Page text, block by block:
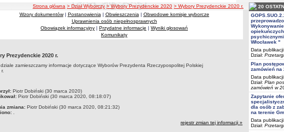
ścieżka nawigacji
Strona główna > Dział Wyborczy > Wybory Prezydenckie 2020 > Wybory Prezydenckie 2020 r.
Wzory dokumentów| Postanowienia | Obwieszczenia | Obwodowe komisje wyborcze
Uprawnienia osób niepełnosprawnych
Obowiązek informacyjny | Przydatne informacje | Wyniki głosowań
Komunikaty
Prezydenckie 2020 r.
zamieszczamy informacje dotyczące Wyborów Prezydenta Rzeczypospolitej Polskiej
Piotr Dobiński (30 marca 2020)
Piotr Dobiński (30 marca 2020, 08:18:07)
zmiana: Piotr Dobiński (30 marca 2020, 08:21:32)
.
rejestr zmian tej informacji »
20
Włocławek "
Data
Dział:
Plan
zamówień na
Data
Dział: Plan
zamówień w
Zapytanie
dla osób z
na terenie
Data
Dział: